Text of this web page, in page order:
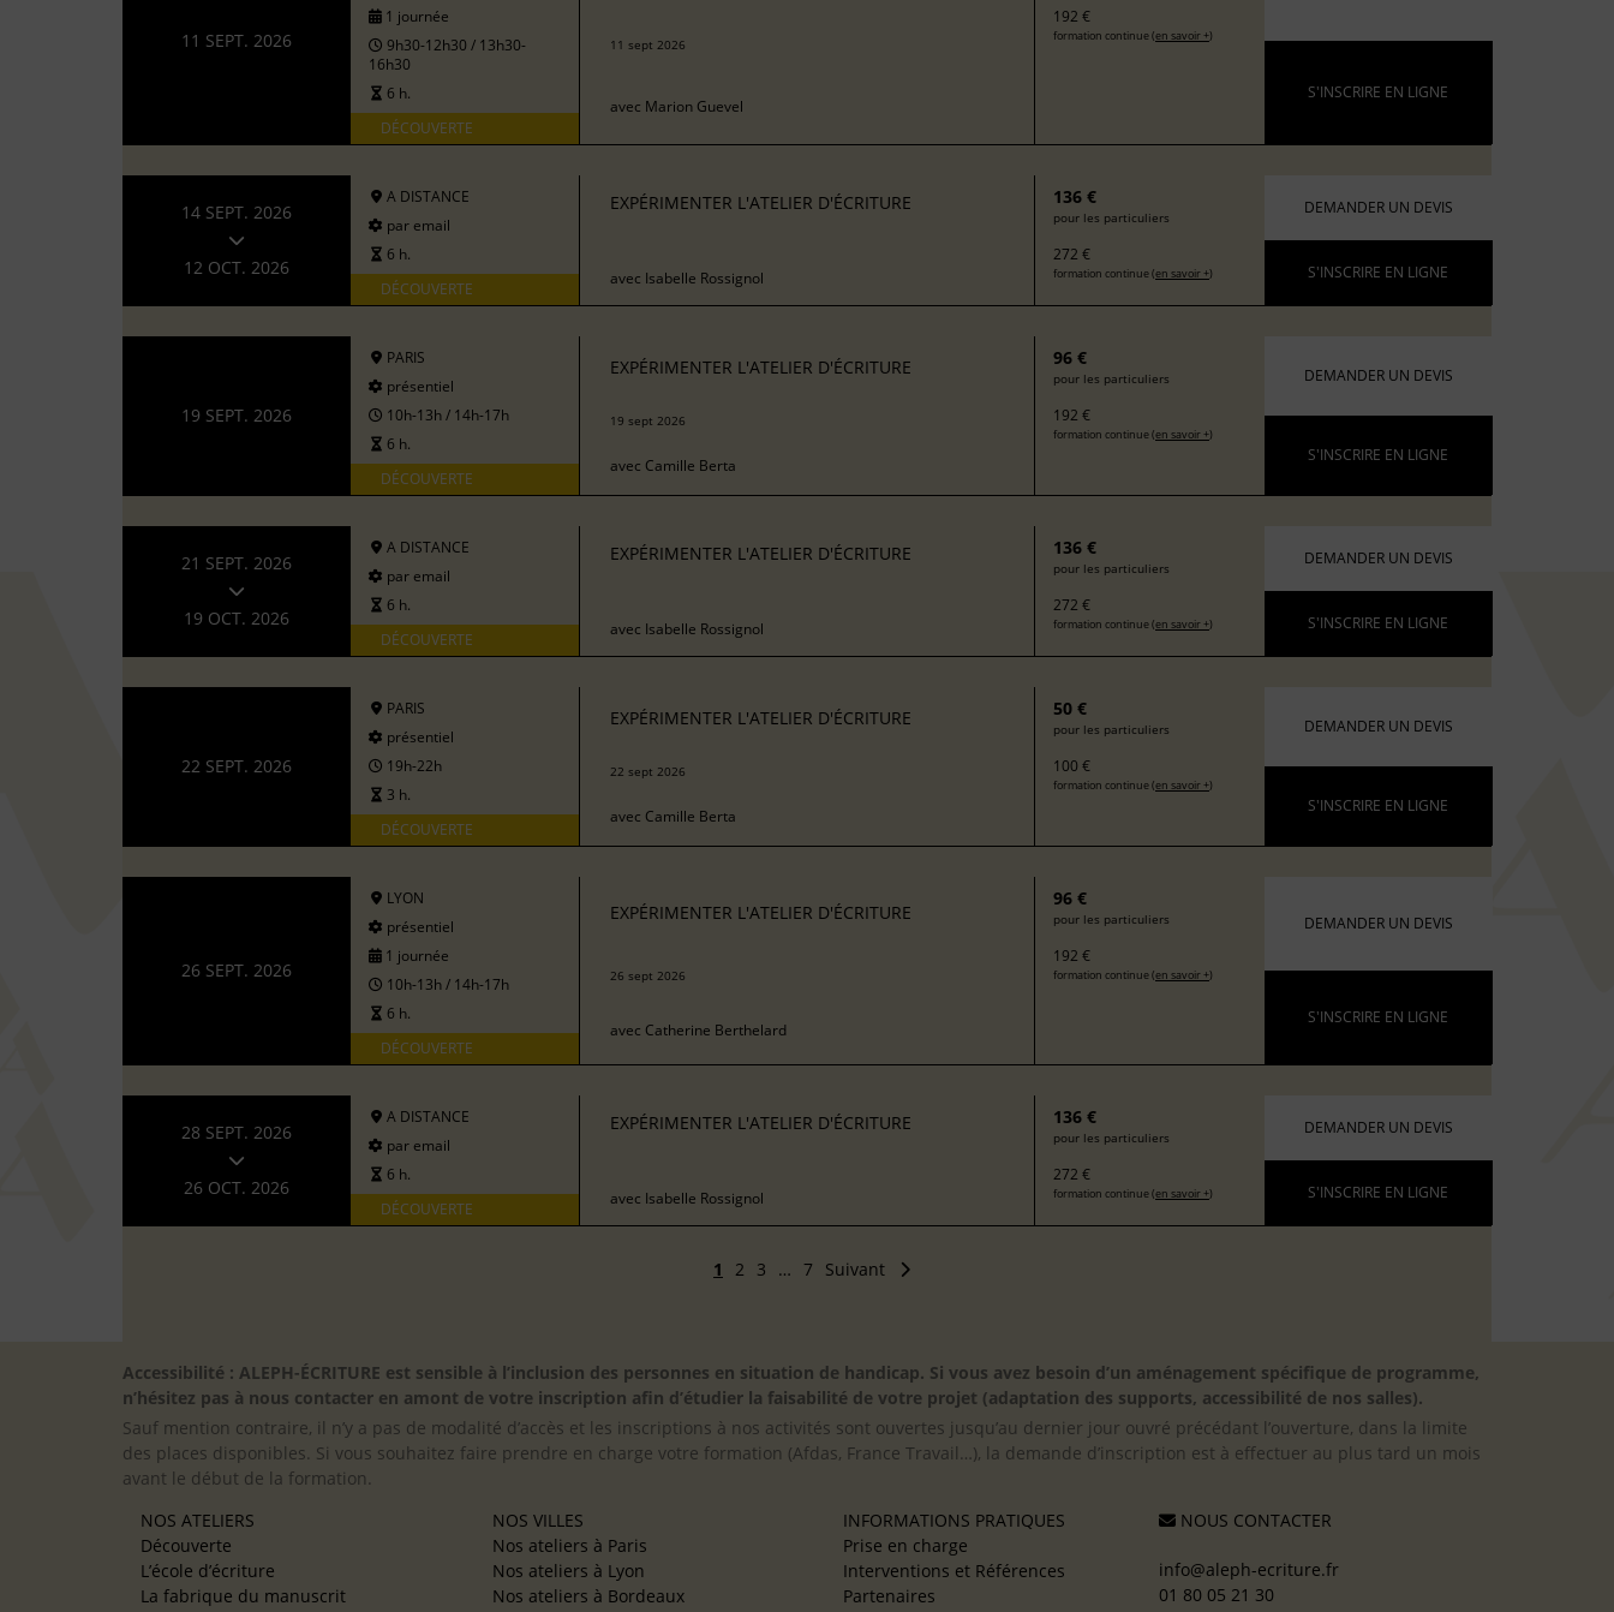
11 SEPT. 2026
1 journée
9h30-12h30 / 13h30-
16h30
6 h.
DÉCOUVERTE
11 sept 2026
avec Marion Guevel
192 €
formation continue (en savoir +)
S'INSCRIRE EN LIGNE
14 SEPT. 2026
12 OCT. 2026
A DISTANCE
par email
6 h.
DÉCOUVERTE
EXPÉRIMENTER L'ATELIER D'ÉCRITURE
avec Isabelle Rossignol
136 €
pour les particuliers
272 €
formation continue (en savoir +)
DEMANDER UN DEVIS
S'INSCRIRE EN LIGNE
19 SEPT. 2026
PARIS
présentiel
10h-13h / 14h-17h
6 h.
DÉCOUVERTE
EXPÉRIMENTER L'ATELIER D'ÉCRITURE
19 sept 2026
avec Camille Berta
96 €
pour les particuliers
192 €
formation continue (en savoir +)
DEMANDER UN DEVIS
S'INSCRIRE EN LIGNE
21 SEPT. 2026
19 OCT. 2026
A DISTANCE
par email
6 h.
DÉCOUVERTE
EXPÉRIMENTER L'ATELIER D'ÉCRITURE
avec Isabelle Rossignol
136 €
pour les particuliers
272 €
formation continue (en savoir +)
DEMANDER UN DEVIS
S'INSCRIRE EN LIGNE
22 SEPT. 2026
PARIS
présentiel
19h-22h
3 h.
DÉCOUVERTE
EXPÉRIMENTER L'ATELIER D'ÉCRITURE
22 sept 2026
avec Camille Berta
50 €
pour les particuliers
100 €
formation continue (en savoir +)
DEMANDER UN DEVIS
S'INSCRIRE EN LIGNE
26 SEPT. 2026
LYON
présentiel
1 journée
10h-13h / 14h-17h
6 h.
DÉCOUVERTE
EXPÉRIMENTER L'ATELIER D'ÉCRITURE
26 sept 2026
avec Catherine Berthelard
96 €
pour les particuliers
192 €
formation continue (en savoir +)
DEMANDER UN DEVIS
S'INSCRIRE EN LIGNE
28 SEPT. 2026
26 OCT. 2026
A DISTANCE
par email
6 h.
DÉCOUVERTE
EXPÉRIMENTER L'ATELIER D'ÉCRITURE
avec Isabelle Rossignol
136 €
pour les particuliers
272 €
formation continue (en savoir +)
DEMANDER UN DEVIS
S'INSCRIRE EN LIGNE
1 2 3 … 7 Suivant
Accessibilité : ALEPH-ÉCRITURE est sensible à l’inclusion des personnes en situation de handicap. Si vous avez besoin d’un aménagement spécifique de programme,
n’hésitez pas à nous contacter en amont de votre inscription afin d’étudier la faisabilité de votre projet (adaptation des supports, accessibilité de nos salles).
Sauf mention contraire, il n’y a pas de modalité d’accès et les inscriptions à nos activités sont ouvertes jusqu’au dernier jour ouvré précédant l’ouverture, dans la limite
des places disponibles. Si vous souhaitez faire prendre en charge votre formation (Afdas, France Travail…), la demande d’inscription est à effectuer au plus tard un mois
avant le début de la formation.
NOS ATELIERS
Découverte
L’école d’écriture
La fabrique du manuscrit
NOS VILLES
Nos ateliers à Paris
Nos ateliers à Lyon
Nos ateliers à Bordeaux
INFORMATIONS PRATIQUES
Prise en charge
Interventions et Références
Partenaires
NOUS CONTACTER
info@aleph-ecriture.fr
01 80 05 21 30